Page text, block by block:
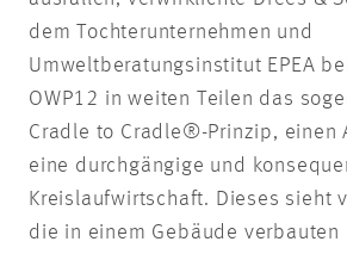
dem Tochterunternehmen und
Umweltberatungsinstitut EPEA
OWP12 in weiten Teilen das
Cradle to Cradle®-Prinzip, einen
eine durchgängige und
Kreislaufwirtschaft. Dieses sieht
die in einem Gebäude verbauten